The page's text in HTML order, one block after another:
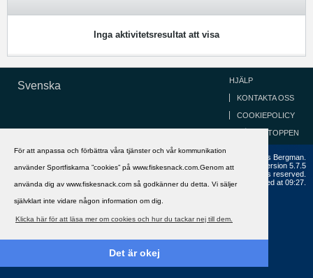
För att anpassa och förbättra våra tjänster och vår kommunikation
använder Sportfiskarna ”cookies” på www.fiskesnack.com.Genom att
använda dig av www.fiskesnack.com så godkänner du detta. Vi säljer
självklart inte vidare någon information om dig.
Klicka här för att läsa mer om cookies och hur du tackar nej till dem.
Det är okej
Inga aktivitetsresultat att visa
Svenska HJÄLP
KONTAKTA OSS
COOKIEPOLICY
GÅ TILL TOPPEN
Copyright ©2002 - 2021, FiskeSnack.com. Grundad 2002 av Anders Bergman.
Powered byvBulletin®
Version 5.7.5
Copyright © 2026 MH Sub I, LLC dba vBulletin. All rights reserved.
All times are GMT+1. This page was generated at 09:27.